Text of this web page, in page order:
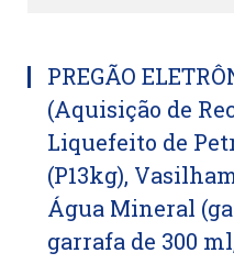
PREGÃO
(Aquisição de
Liquefeito de
(P13kg),
Água Mineral
garrafa de 300